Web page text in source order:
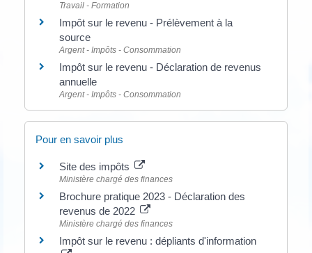
Travail - Formation
Impôt sur le revenu - Prélèvement à la
source
Argent - Impôts - Consommation
Impôt sur le revenu - Déclaration de revenus
annuelle
Argent - Impôts - Consommation
Pour en savoir plus
Site des impôts
Ministère chargé des finances
Brochure pratique 2023 - Déclaration des
revenus de 2022
Ministère chargé des finances
Impôt sur le revenu : dépliants d'information